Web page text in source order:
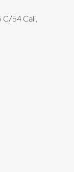
C/54 Cali,